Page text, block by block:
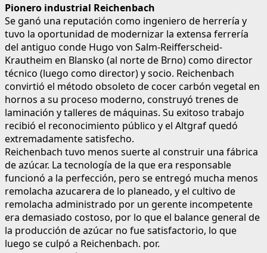
Pionero industrial Reichenbach
Se ganó una reputación como ingeniero de herrería y
tuvo la oportunidad de modernizar la extensa ferrería
del antiguo conde Hugo von Salm-Reifferscheid-
Krautheim en Blansko (al norte de Brno) como director
técnico (luego como director) y socio. Reichenbach
convirtió el método obsoleto de cocer carbón vegetal en
hornos a su proceso moderno, construyó trenes de
laminación y talleres de máquinas. Su exitoso trabajo
recibió el reconocimiento público y el Altgraf quedó
extremadamente satisfecho.
Reichenbach tuvo menos suerte al construir una fábrica
de azúcar. La tecnología de la que era responsable
funcionó a la perfección, pero se entregó mucha menos
remolacha azucarera de lo planeado, y el cultivo de
remolacha administrado por un gerente incompetente
era demasiado costoso, por lo que el balance general de
la producción de azúcar no fue satisfactorio, lo que
luego se culpó a Reichenbach. por.